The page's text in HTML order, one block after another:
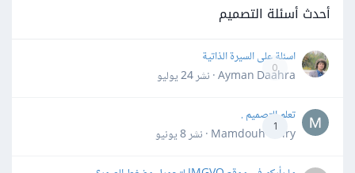
أحدث أسئلة التصميم
0
اسئلة على السيرة الذاتية
Ayman Daahra · نشر
24 يوليو
1
تعلم التصميم .
Mamdouh Khiry · نشر
8 يونيو